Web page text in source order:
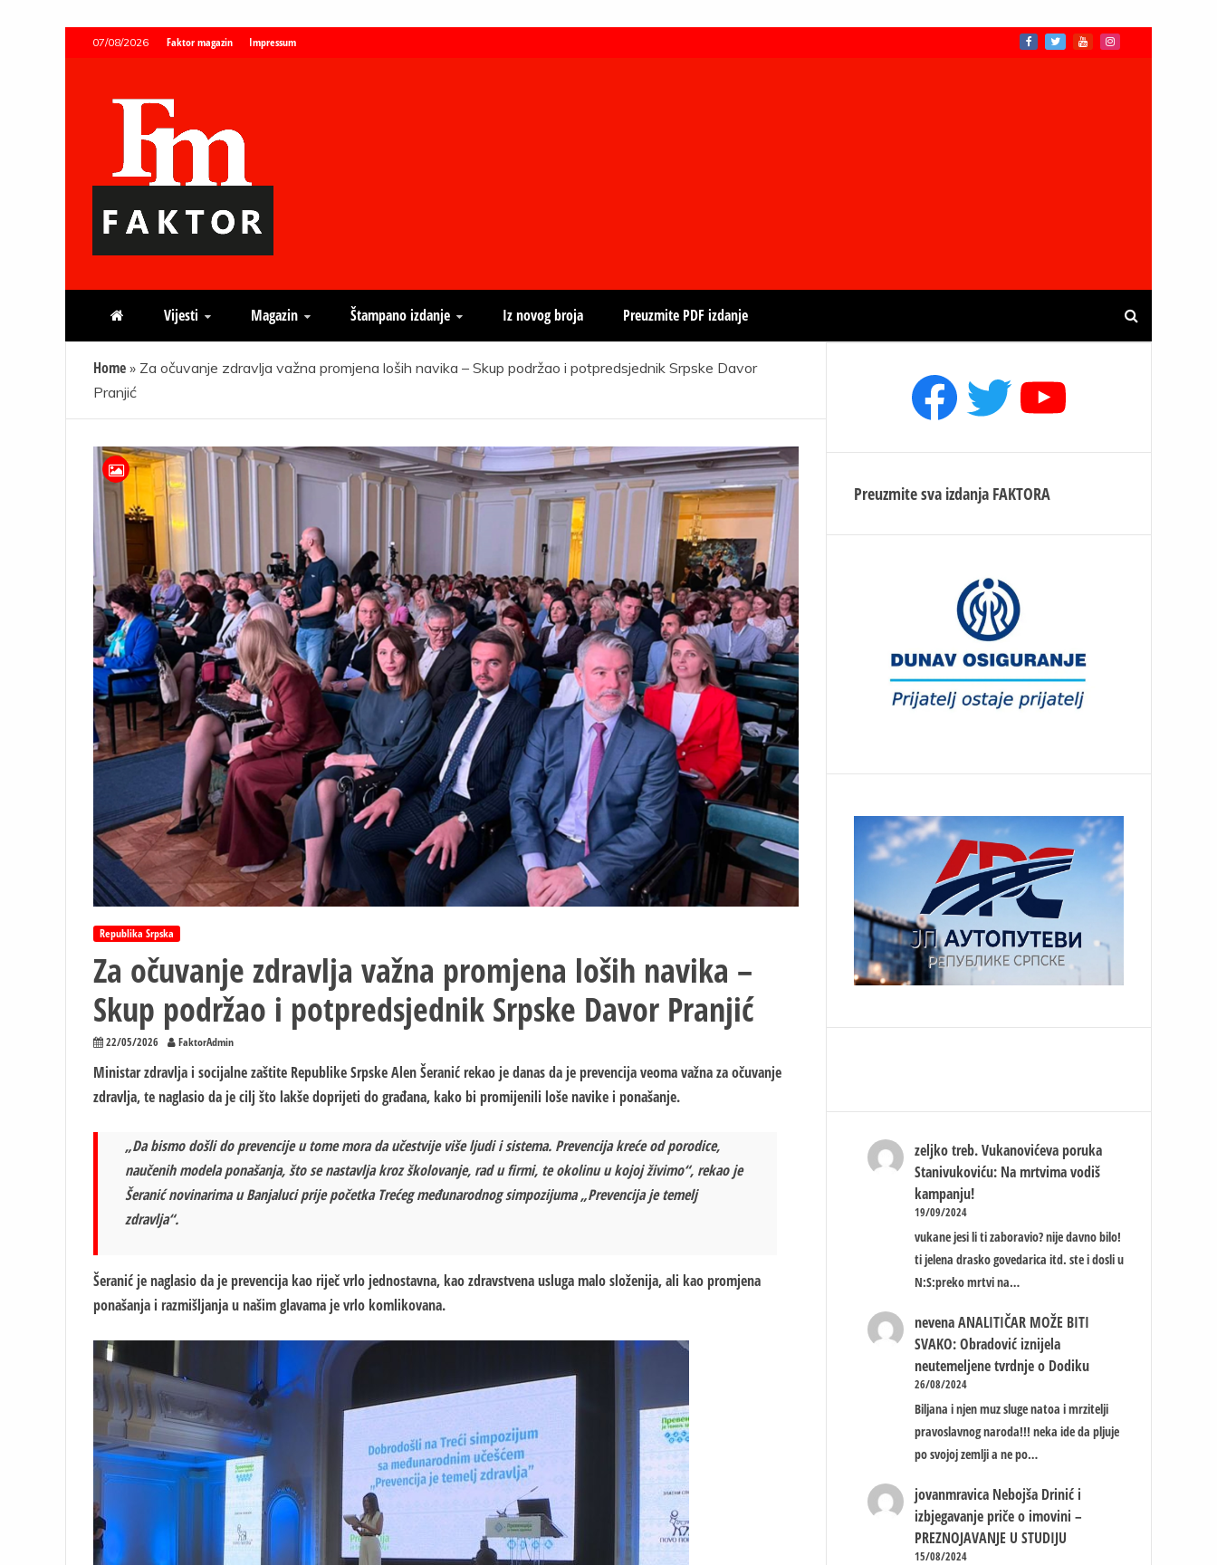
07/08/2026 Faktor magazin Impressum
Faktor magazin
Vijesti Magazin Štampano izdanje Iz novog broja Preuzmite PDF izdanje
Home » Za očuvanje zdravlja važna promjena loših navika – Skup podržao i potpredsjednik Srpske Davor
Pranjić
Republika Srpska
Za očuvanje zdravlja važna promjena loših navika –
Skup podržao i potpredsjednik Srpske Davor Pranjić
22/05/2026 FaktorAdmin
Ministar zdravlja i socijalne zaštite Republike Srpske Alen Šeranić rekao je danas da je prevencija veoma važna za očuvanje
zdravlja, te naglasio da je cilj što lakše doprijeti do građana, kako bi promijenili loše navike i ponašanje.
„Da bismo došli do prevencije u tome mora da učestvije više ljudi i sistema. Prevencija kreće od porodice,
naučenih modela ponašanja, što se nastavlja kroz školovanje, rad u firmi, te okolinu u kojoj živimo“, rekao je
Šeranić novinarima u Banjaluci prije početka Trećeg međunarodnog simpozijuma „Prevencija je temelj
zdravlja“.
Šeranić je naglasio da je prevencija kao riječ vrlo jednostavna, kao zdravstvena usluga malo složenija, ali kao promjena
ponašanja i razmišljanja u našim glavama je vrlo komlikovana.
Facebook
TwitterYouTube
Preuzmite sva izdanja FAKTORA
zeljko treb. Vukanovićeva poruka
Stanivukoviću: Na mrtvima vodiš
kampanju!
19/09/2024
vukane jesi li ti zaboravio? nije davno bilo!
ti jelena drasko govedarica itd. ste i dosli u
N:S:preko mrtvi na…
nevena ANALITIČAR MOŽE BITI
SVAKO: Obradović iznijela
neutemeljene tvrdnje o Dodiku
26/08/2024
Biljana i njen muz sluge natoa i mrzitelji
pravoslavnog naroda!!! neka ide da pljuje
po svojoj zemlji a ne po…
jovanmravica Nebojša Drinić i
izbjegavanje priče o imovini –
PREZNOJAVANJE U STUDIJU
15/08/2024